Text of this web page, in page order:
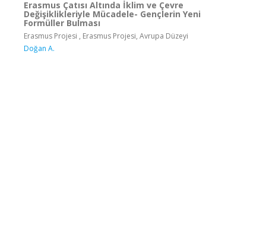
Erasmus Çatısı Altında İklim ve Çevre
Değişiklikleriyle Mücadele- Gençlerin Yeni
Formüller Bulması
Erasmus Projesi , Erasmus Projesi, Avrupa Düzeyi
Doğan A.